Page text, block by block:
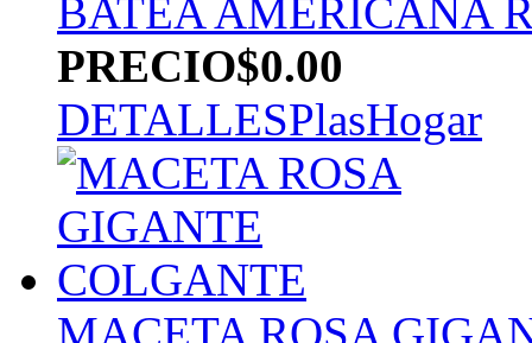
BATEA AMERICANA
PRECIO$0.00
DETALLESPlasHogar